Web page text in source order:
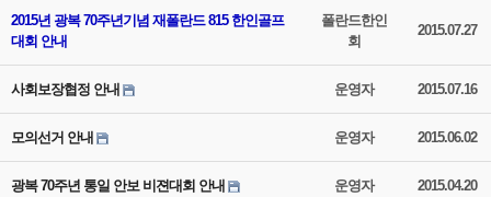
2015년 광복 70주년기념 재폴란드 815 한인골프
대회 안내
폴란드한인
회
2015.07.27
사회보장협정 안내 운영자 2015.07.16
모의선거 안내 운영자 2015.06.02
광복 70주년 통일 안보 비젼대회 안내 운영자 2015.04.20